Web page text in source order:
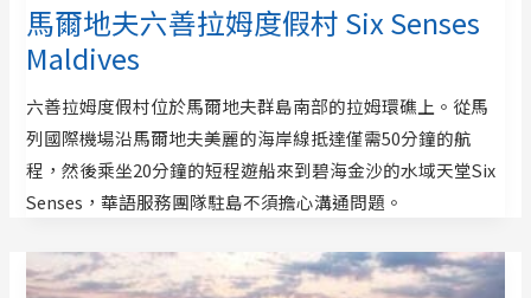
馬爾地夫六善拉姆度假村 Six Senses
Maldives
六善拉姆度假村位於馬爾地夫群島南部的拉姆環礁上。從馬
列國際機場沿馬爾地夫美麗的海岸線抵達僅需50分鐘的航
程，然後乘坐20分鐘的短程遊船來到碧海金沙的水域天堂Six
Senses，華語服務團隊駐島不須擔心溝通問題。